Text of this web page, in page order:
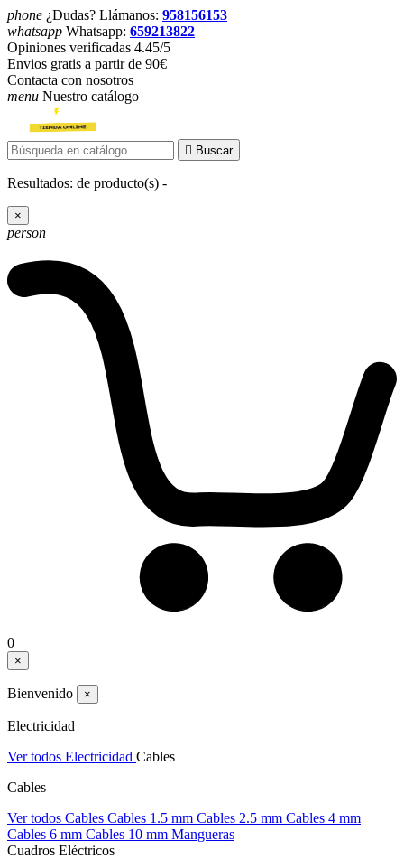
phone ¿Dudas? Llámanos: 958156153
whatsapp Whatsapp: 659213822
Opiniones verificadas 4.45/5
Envios gratis a partir de 90€
Contacta con nosotros
menu Nuestro catálogo
 Buscar
Resultados: de producto(s) -
×
person
0
×
Bienvenido ×
Electricidad
Ver todos Electricidad Cables
Cables
Ver todos Cables Cables 1.5 mm Cables 2.5 mm Cables 4 mm
Cables 6 mm Cables 10 mm Mangueras
Cuadros Eléctricos